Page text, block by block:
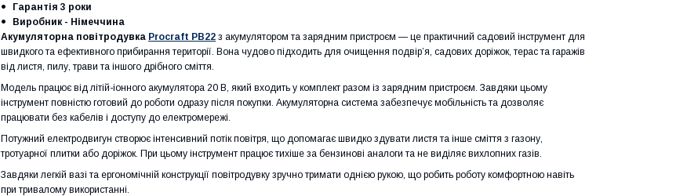
Гарантія 3 роки
Виробник - Німеччина
Акумуляторна повітродувка Procraft PB22 з акумулятором та зарядним пристроєм — це практичний садовий інструмент для
швидкого та ефективного прибирання території. Вона чудово підходить для очищення подвір’я, садових доріжок, терас та гаражів
від листя, пилу, трави та іншого дрібного сміття.
Модель працює від літій-іонного акумулятора 20 В , який входить у комплект разом із зарядним пристроєм. Завдяки цьому
інструмент повністю готовий до роботи одразу після покупки. Акумуляторна система забезпечує мобільність та дозволяє
працювати без кабелів і доступу до електромережі.
Потужний електродвигун створює інтенсивний потік повітря, що допомагає швидко здувати листя та інше сміття з газону,
тротуарної плитки або доріжок. При цьому інструмент працює тихіше за бензинові аналоги та не виділяє вихлопних газів.
Завдяки легкій вазі та ергономічній конструкції повітродувку зручно тримати однією рукою, що робить роботу комфортною навіть
при тривалому використанні.